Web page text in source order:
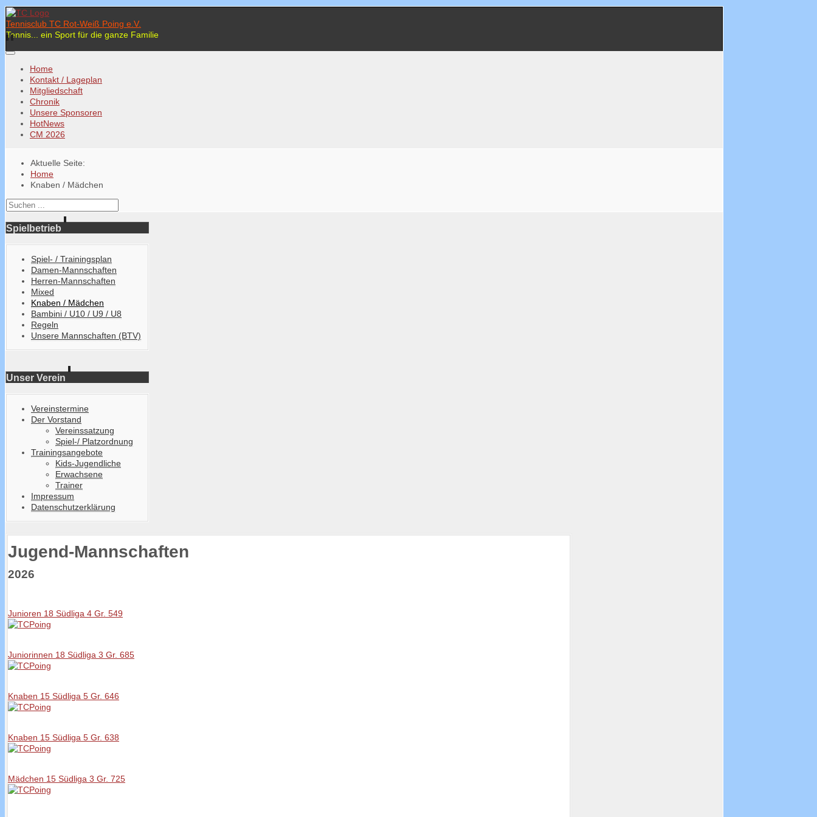
Tennisclub TC Rot-Weiß Poing e.V.
Tennis... ein Sport für die ganze Familie
Home
Kontakt / Lageplan
Mitgliedschaft
Chronik
Unsere Sponsoren
HotNews
CM 2026
Aktuelle Seite:
Home
Knaben / Mädchen
Spielbetrieb
Spiel- / Trainingsplan
Damen-Mannschaften
Herren-Mannschaften
Mixed
Knaben / Mädchen
Bambini / U10 / U9 / U8
Regeln
Unsere Mannschaften (BTV)
Unser Verein
Vereinstermine
Der Vorstand
Vereinssatzung
Spiel-/ Platzordnung
Trainingsangebote
Kids-Jugendliche
Erwachsene
Trainer
Impressum
Datenschutzerklärung
Jugend-Mannschaften
2026
Junioren 18 Südliga 4 Gr. 549
Juniorinnen 18 Südliga 3 Gr. 685
Knaben 15 Südliga 5 Gr. 646
Knaben 15 Südliga 5 Gr. 638
Mädchen 15 Südliga 3 Gr. 725